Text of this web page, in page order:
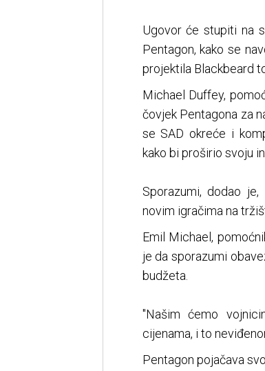
Ugovor će stupiti na
Pentagon, kako se
projektila Blackbeard
Michael Duffey,
čovjek Pentagona za
se SAD okreće i
kako bi proširio svoju
Sporazumi, dodao
novim igračima na
Emil Michael,
je da sporazumi
budžeta.
"Našim ćemo
cijenama, i to
Pentagon pojačava